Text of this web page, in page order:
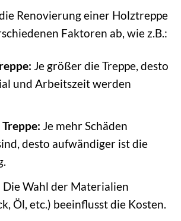
Renovierung einer Holztreppe
Faktoren ab, wie z.B.:
Je größer die Treppe, desto
und Arbeitszeit werden
Je mehr Schäden
desto aufwändiger ist die
Die Wahl der Materialien
Öl, etc.) beeinflusst die Kosten.